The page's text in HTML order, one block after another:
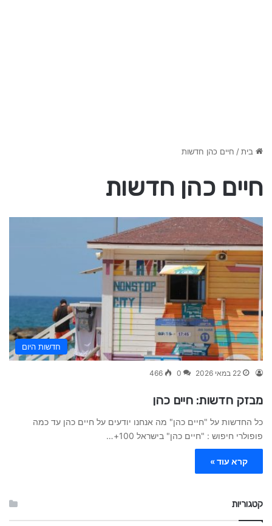
בית/ חיים כהן חדשות
חיים כהן חדשות
חדשות היום
22 במאי 2026 0
466
מבזק חדשות: חיים כהן
כל החדשות על "חיים כהן" מה אנחנו יודעים על חיים כהן עד כמה
פופולרי חיפוש : "חיים כהן" בישראל 100+…
קרא עוד »
קטגוריות